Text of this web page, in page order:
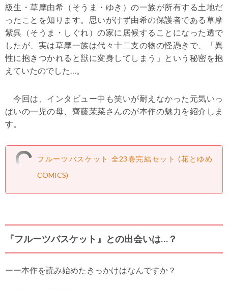
級生・草摩由希（そうま・ゆき）の一族が所有する土地だ
ったことを知ります。思いがけず由希の保護者である草摩
紫呉（そうま・しぐれ）の家に居候することになった透で
したが、実は草摩一族は代々十二支の物の怪憑きで、「異
性に抱きつかれると獣に変身してしまう」という秘密を抱
えていたのでした…。
今回は、インタビュー中も笑いが耐えなかった元気いっ
ぱいの一児の母、齊藤茉菜さんのが本作の魅力を紹介しま
す。
フルーツバスケット 全23巻完結セット (花とゆめ
COMICS)
『フルーツバスケット』との出会いは…？
ーー本作を読み始めたきっかけはなんですか？